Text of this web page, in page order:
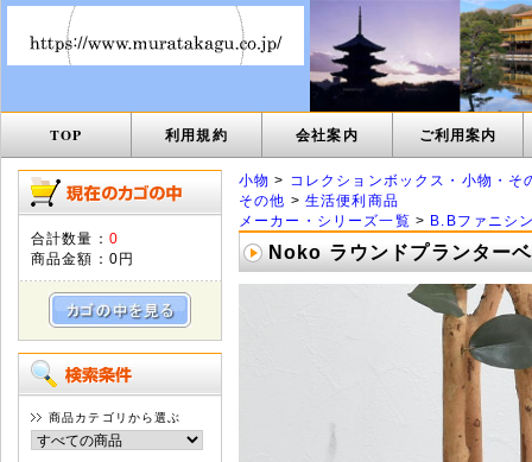
TOP 利用規約 会社案内 ご利用案内
合計数量： 0
商品金額： 0円
商品カテゴリから選ぶ
小物 >
コレクションボックス・小物・そ
その他 > 生活便利商品
メーカー・シリーズ一覧 > B.Bファニシ
Noko ラウンドプランター